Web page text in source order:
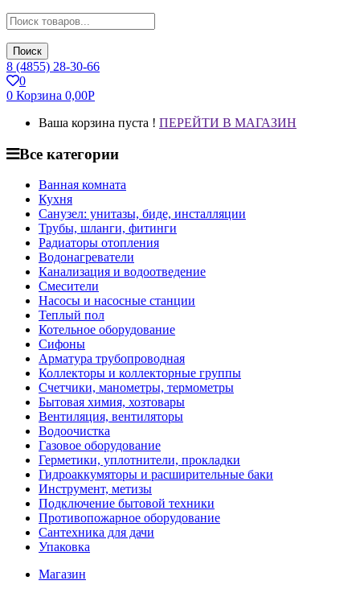
Поиск
8 (4855) 28-30-66
0
0 Корзина 0,00Р
Ваша корзина пуста ! ПЕРЕЙТИ В МАГАЗИН
Все категории
Ванная комната
Кухня
Санузел: унитазы, биде, инсталляции
Трубы, шланги, фитинги
Радиаторы отопления
Водонагреватели
Канализация и водоотведение
Смесители
Насосы и насосные станции
Теплый пол
Котельное оборудование
Сифоны
Арматура трубопроводная
Коллекторы и коллекторные группы
Счетчики, манометры, термометры
Бытовая химия, хозтовары
Вентиляция, вентиляторы
Водоочистка
Газовое оборудование
Герметики, уплотнители, прокладки
Гидроаккумяторы и расширительные баки
Инструмент, метизы
Подключение бытовой техники
Противопожарное оборудование
Сантехника для дачи
Упаковка
Магазин